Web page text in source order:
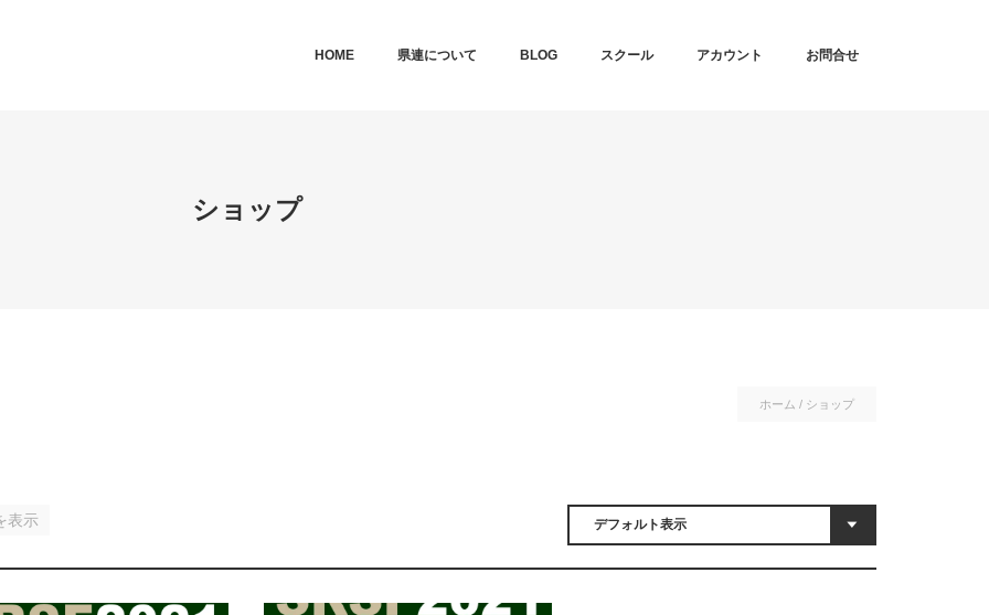
SKIP TO PRIMARY CONTENT
SKIP TO SECONDARY CONTENT
HOME 県連について BLOG スクール アカウント お問合せ
ショップ
ホーム / ショップ
表示